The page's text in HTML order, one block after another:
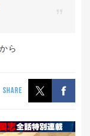
から
SHARE